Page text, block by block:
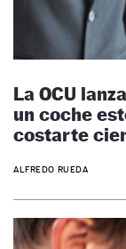
La OCU
un coche
costarte
ALFREDO RUEDA